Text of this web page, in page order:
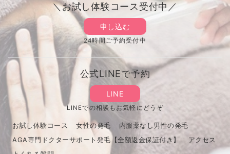
＼お試し体験コース受付中／
申し込む
24時間ご予約受付中
公式LINEで予約
LINE
LINEでの相談もお気軽にどうぞ
お試し体験コース 女性の発毛
内服薬なし男性の発毛
AGA専門ドクターサポート発毛【全額返金保証付き】
アクセス